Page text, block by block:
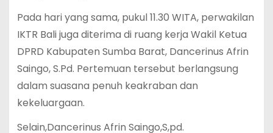
Pada hari yang sama, pukul 11.30 WITA, perwakilan
IKTR Bali juga diterima di ruang kerja Wakil Ketua
DPRD Kabupaten Sumba Barat, Dancerinus Afrin
Saingo, S.Pd. Pertemuan tersebut berlangsung
dalam suasana penuh keakraban dan
kekeluargaan.
Selain,Dancerinus Afrin Saingo,S,pd.